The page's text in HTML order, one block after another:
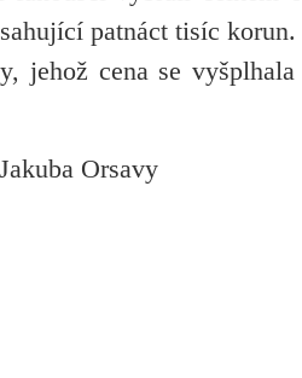
patnáct tisíc
jehož cena se